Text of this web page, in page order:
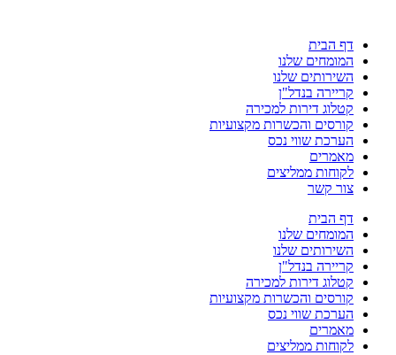
דף הבית
המומחים שלנו
השירותים שלנו
קריירה בנדל"ן
קטלוג דירות למכירה
קורסים והכשרות מקצועיות
הערכת שווי נכס
מאמרים
לקוחות ממליצים
צור קשר
דף הבית
המומחים שלנו
השירותים שלנו
קריירה בנדל"ן
קטלוג דירות למכירה
קורסים והכשרות מקצועיות
הערכת שווי נכס
מאמרים
לקוחות ממליצים